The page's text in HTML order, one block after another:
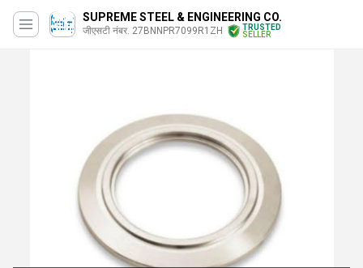
SUPREME STEEL & ENGINEERING CO.
जीएसटी नंबर. 27BNNPR7099R1ZH
TRUSTED
SELLER